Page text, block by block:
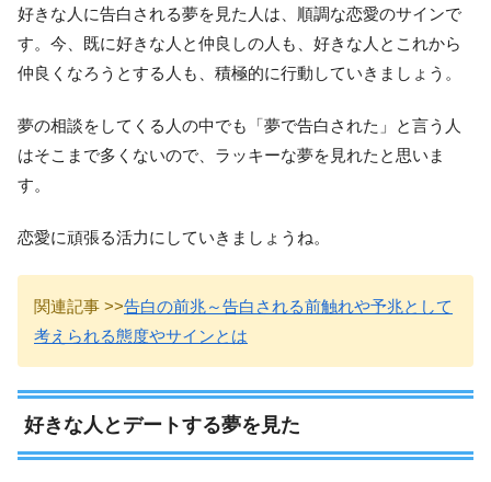
好きな人に告白される夢を見た人は、順調な恋愛のサインで
す。今、既に好きな人と仲良しの人も、好きな人とこれから
仲良くなろうとする人も、積極的に行動していきましょう。
夢の相談をしてくる人の中でも「夢で告白された」と言う人
はそこまで多くないので、ラッキーな夢を見れたと思いま
す。
恋愛に頑張る活力にしていきましょうね。
関連記事 >>告白の前兆～告白される前触れや予兆として
考えられる態度やサインとは
好きな人とデートする夢を見た